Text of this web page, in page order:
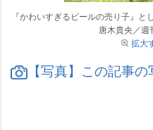
『かわいすぎるビールの売り子』と
唐木貴央／週
拡大
【写真】この記事